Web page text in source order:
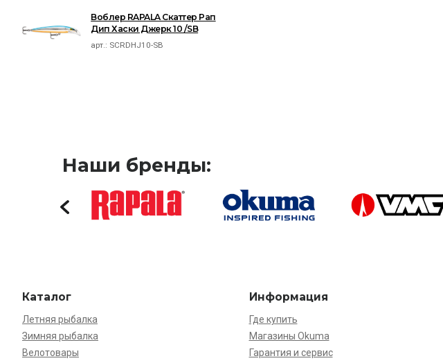
Воблер RAPALA Скаттер Рап
Дип Хаски Джерк 10 /SB
арт.: SCRDHJ10-SB
Наши бренды:
Каталог
Летняя рыбалка
Зимняя рыбалка
Велотовары
Информация
Где купить
Магазины Okuma
Гарантия и сервис